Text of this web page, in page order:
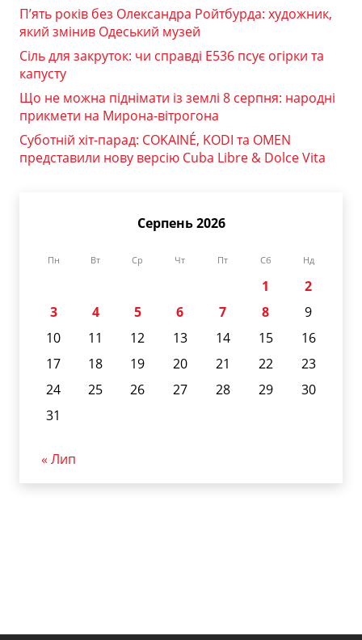
П’ять років без Олександра Ройтбурда: художник,
який змінив Одеський музей
Сіль для закруток: чи справді Е536 псує огірки та
капусту
Що не можна піднімати із землі 8 серпня: народні
прикмети на Мирона-вітрогона
Суботній хіт-парад: COKAINÉ, KODI та OMEN
представили нову версію Cuba Libre & Dolce Vita
Серпень 2026
Пн Вт Ср Чт Пт Сб Нд
1
2
3
4 5 6 7 8
9
10
11 12 13 14 15
16
17
18 19 20 21 22
23
24
25 26 27 28 29
30
31
« Лип